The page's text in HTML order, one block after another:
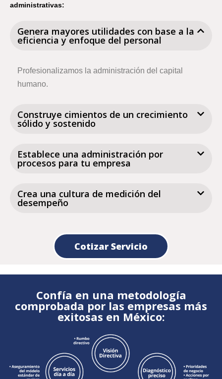
administrativas:
Genera mayores utilidades con base a la
eficiencia y enfoque del personal
Profesionalizamos la administración del capital
humano.
Construye cimientos de un crecimiento
sólido y sostenido
Establece una administración por
procesos para tu empresa
Crea una cultura de medición del
desempeño
Cotizar Servicio
Confía en una metodología
comprobada por las empresas más
exitosas en México: